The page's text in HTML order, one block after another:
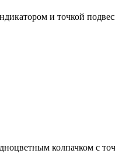
и точкой
колпачком с